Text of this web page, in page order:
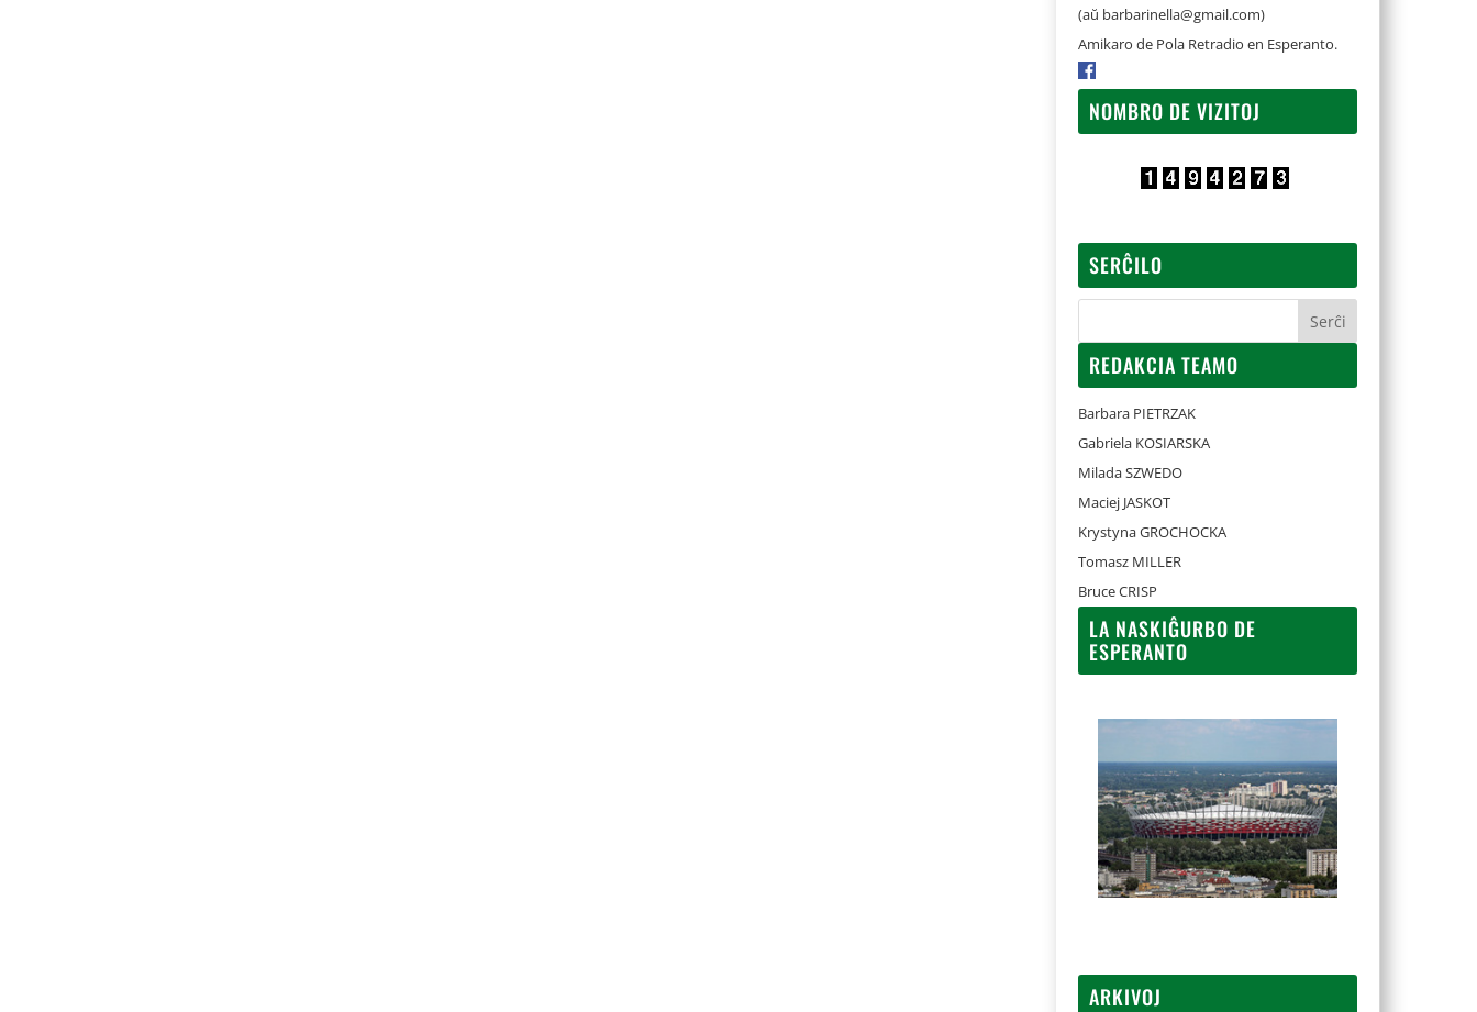
(aŭ barbarinella@gmail.com)
Amikaro de Pola Retradio en Esperanto.
NOMBRO DE VIZITOJ
SERĈILO
REDAKCIA TEAMO
Barbara PIETRZAK
Gabriela KOSIARSKA
Milada SZWEDO
Maciej JASKOT
Krystyna GROCHOCKA
Tomasz MILLER
Bruce CRISP
LA NASKIĜURBO DE
ESPERANTO
ARKIVOJ